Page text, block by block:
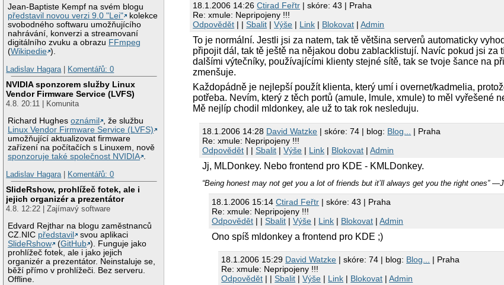
Jean-Baptiste Kempf na svém blogu
představil novou verzi 9.0 "Lei"
kolekce
svobodného softwaru umožňujícího
nahrávání, konverzi a streamovaní
digitálního zvuku a obrazu FFmpeg
(Wikipedie ).
Ladislav Hagara
Komentářů: 0
NVIDIA sponzorem služby Linux
Vendor Firmware Service (LVFS)
4.8. 20:11 | Komunita
Richard Hughesoznámil
, že službu
Linux Vendor Firmware Service (LVFS)
umožňující aktualizovat firmware
zařízení na počítačích s Linuxem, nově
sponzoruje také společnost NVIDIA .
Ladislav Hagara | Komentářů: 0
SlideRshow, prohlížeč fotek, ale i
jejich organizér a prezentátor
4.8. 12:22 | Zajímavý software
Edvard Rejthar na blogu zaměstnanců
CZ.NIC představil
svou aplikaci
SlideRshow
(GitHub ). Funguje jako
prohlížeč fotek, ale i jako jejich
organizér a prezentátor. Neinstaluje se,
běží přímo v prohlížeči. Bez serveru.
Offline.
18.1.2006 14:26Ctirad Feřtr | skóre: 43 | Praha
Re: xmule: Nepripojeny !!!
Odpovědět | |Sbalit |Výše | Link | Blokovat |Admin
To je normální. Jestli jsi za natem, tak tě většina serverů automaticky
připojit dál, tak tě ještě na nějakou dobu zablacklistují. Navíc pokud jsi za
dalšími výtečníky, používajícími klienty stejné sítě, tak se tvoje šance na
zmenšuje.
Každopádně je nejlepší použít klienta, který umí i overnet/kadmelia,
potřeba. Nevím, který z těch portů (amule, lmule, xmule) to měl vyřešené
Mě nejlíp chodil mldonkey, ale už to tak rok nesleduju.
18.1.2006 14:28 David Watzke | skóre: 74 | blog: Blog...
| Praha
Re: xmule: Nepripojeny !!!
Odpovědět | |Sbalit |Výše | Link | Blokovat |Admin
Jj, MLDonkey. Nebo frontend pro KDE - KMLDonkey.
“Being honest may not get you a lot of friends but it’ll always get you the right ones”
18.1.2006 15:14Ctirad Feřtr | skóre: 43 | Praha
Re: xmule: Nepripojeny !!!
Odpovědět | |Sbalit |Výše | Link | Blokovat |Admin
Ono spíš mldonkey a frontend pro KDE ;)
18.1.2006 15:29 David Watzke | skóre: 74 | blog: Blog...
| Praha
Re: xmule: Nepripojeny !!!
Odpovědět | |Sbalit |Výše | Link | Blokovat |Admin